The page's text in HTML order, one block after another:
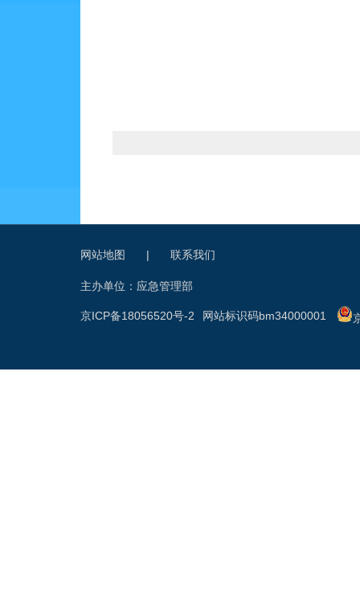
网站地图 | 联系我们
主办单位：应急管理部
网站标识码bm34000001
京ICP备18056520号-2